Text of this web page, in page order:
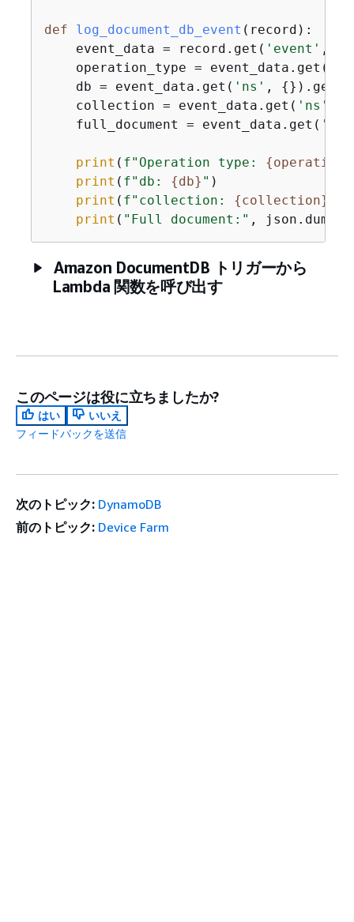
def log_document_db_event ( record ):
    event_data = record.get(
'event' ,
    operation_type = event_data.get(
    db = event_data.get(
'ns' , {}).get(
    collection = event_data.get(
'ns'
    full_document = event_data.get(
print ( f"Operation type: {
print ( f"db: {db} " )
print ( f"collection: {collection}
print ( "Full document:" ,
Amazon DocumentDB トリガーから
Lambda 関数を呼び出す
このページは役に立ちましたか?
はい
いいえ
フィードバックを送信
次のトピック: DynamoDB
前のトピック: Device Farm